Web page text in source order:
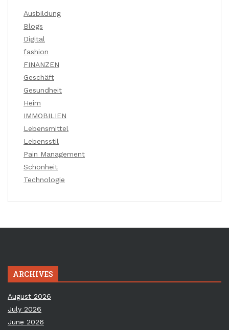
Ausbildung
Blogs
Digital
fashion
FINANZEN
Geschäft
Gesundheit
Heim
IMMOBILIEN
Lebensmittel
Lebensstil
Pain Management
Schönheit
Technologie
ARCHIVES
August 2026
July 2026
June 2026